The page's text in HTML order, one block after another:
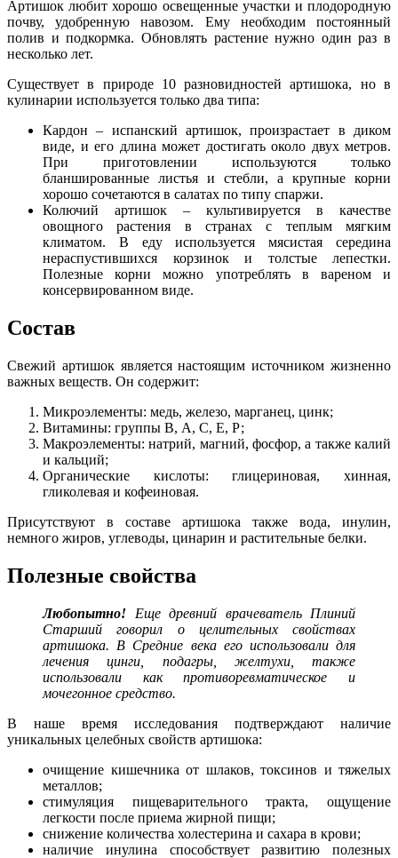
Артишок любит хорошо освещенные участки и плодородную
почву, удобренную навозом. Ему необходим постоянный
полив и подкормка. Обновлять растение нужно один раз в
несколько лет.
Существует в природе 10 разновидностей артишока, но в
кулинарии используется только два типа:
Кардон – испанский артишок, произрастает в диком
виде, и его длина может достигать около двух метров.
При приготовлении используются только
бланшированные листья и стебли, а крупные корни
хорошо сочетаются в салатах по типу спаржи.
Колючий артишок – культивируется в качестве
овощного растения в странах с теплым мягким
климатом. В еду используется мясистая середина
нераспустившихся корзинок и толстые лепестки.
Полезные корни можно употреблять в вареном и
консервированном виде.
Состав
Свежий артишок является настоящим источником жизненно
важных веществ. Он содержит:
Микроэлементы: медь, железо, марганец, цинк;
Витамины: группы В, А, С, Е, Р;
Макроэлементы: натрий, магний, фосфор, а также калий
и кальций;
Органические кислоты: глицериновая, хинная,
гликолевая и кофеиновая.
Присутствуют в составе артишока также вода, инулин,
немного жиров, углеводы, цинарин и растительные белки.
Полезные свойства
Любопытно! Еще древний врачеватель Плиний
Старший говорил о целительных свойствах
артишока. В Средние века его использовали для
лечения цинги, подагры, желтухи, также
использовали как противоревматическое и
мочегонное средство.
В наше время исследования подтверждают наличие
уникальных целебных свойств артишока:
очищение кишечника от шлаков, токсинов и тяжелых
металлов;
стимуляция пищеварительного тракта, ощущение
легкости после приема жирной пищи;
снижение количества холестерина и сахара в крови;
наличие инулина способствует развитию полезных